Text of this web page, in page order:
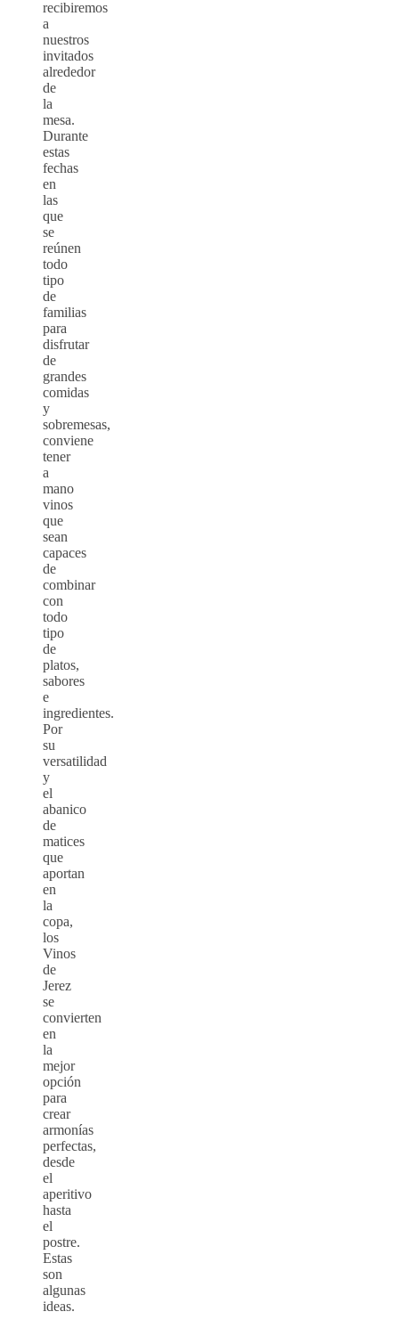
recibiremos
a
nuestros
invitados
alrededor
de
la
mesa.
Durante
estas
fechas
en
las
que
se
reúnen
todo
tipo
de
familias
para
disfrutar
de
grandes
comidas
y
sobremesas,
conviene
tener
a
mano
vinos
que
sean
capaces
de
combinar
con
todo
tipo
de
platos,
sabores
e
ingredientes.
Por
su
versatilidad
y
el
abanico
de
matices
que
aportan
en
la
copa,
los
Vinos
de
Jerez
se
convierten
en
la
mejor
opción
para
crear
armonías
perfectas,
desde
el
aperitivo
hasta
el
postre.
Estas
son
algunas
ideas.